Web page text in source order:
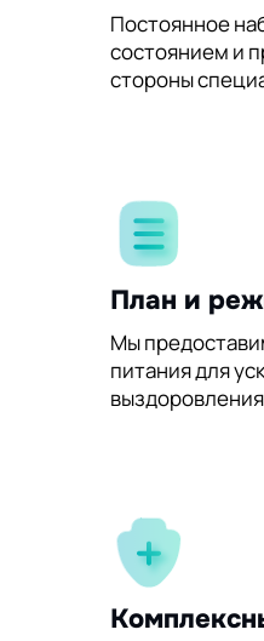
Постоянное
состоянием и
стороны
План и
Мы
питания для